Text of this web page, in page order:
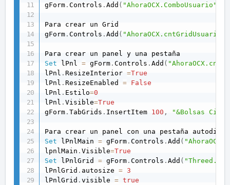
gForm .Controls .Add ( "AhoraOCX.ComboUsuario"
Para crear un Grid
gForm .Controls .Add ( "AhoraOCX.cntGridUsuario"
Set lPnl = gForm .Controls .Add (
lPnl .ResizeInterior =True
lPnl .ResizeEnabled = False
lPnl . Estilo=0
lPnl .Visible=True
gForm .TabGrids . InsertItem 100 , "&Bolsas
Para crear un panel con una pestaña
Set lPnlMain = gForm .Controls .Add (
lpnlMain .Visible=True
Set lPnlGrid = gForm .Controls .Add (
lPnlGrid . autosize = 3
lPnlGrid .visible = true